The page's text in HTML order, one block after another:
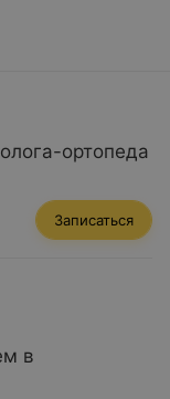
ортопеда
Записаться
в